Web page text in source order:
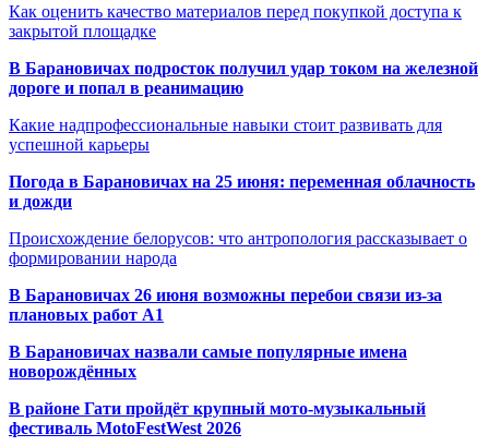
Как оценить качество материалов перед покупкой доступа к
закрытой площадке
В Барановичах подросток получил удар током на железной
дороге и попал в реанимацию
Какие надпрофессиональные навыки стоит развивать для
успешной карьеры
Погода в Барановичах на 25 июня: переменная облачность
и дожди
Происхождение белорусов: что антропология рассказывает о
формировании народа
В Барановичах 26 июня возможны перебои связи из-за
плановых работ A1
В Барановичах назвали самые популярные имена
новорождённых
В районе Гати пройдёт крупный мото-музыкальный
фестиваль MotoFestWest 2026